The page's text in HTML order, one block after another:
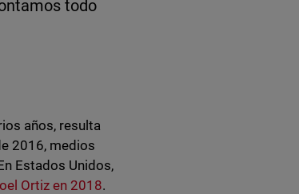
todo
años, resulta
2016, medios
Estados Unidos,
Ortiz en 2018.